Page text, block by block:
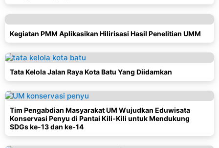
Kegiatan PMM Aplikasikan Hilirisasi Hasil Penelitian UMM
Tata Kelola Jalan Raya Kota Batu Yang Diidamkan
Tim Pengabdian Masyarakat UM Wujudkan Eduwisata
Konservasi Penyu di Pantai Kili-Kili untuk Mendukung
SDGs ke-13 dan ke-14